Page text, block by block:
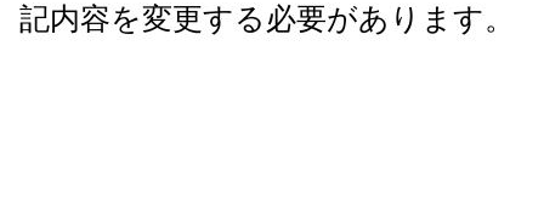
記内容を変更する必要があります。